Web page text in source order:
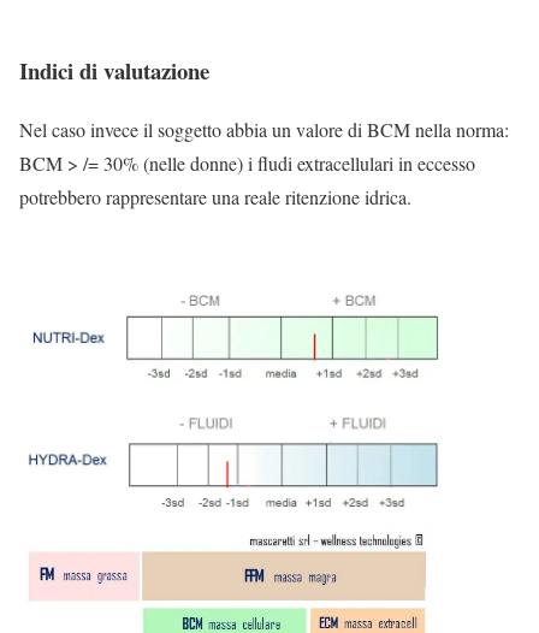
Indici di valutazione
Nel caso invece il soggetto abbia un valore di BCM nella norma:
BCM > /= 30% (nelle donne) i fludi extracellulari in eccesso
potrebbero rappresentare una reale ritenzione idrica.